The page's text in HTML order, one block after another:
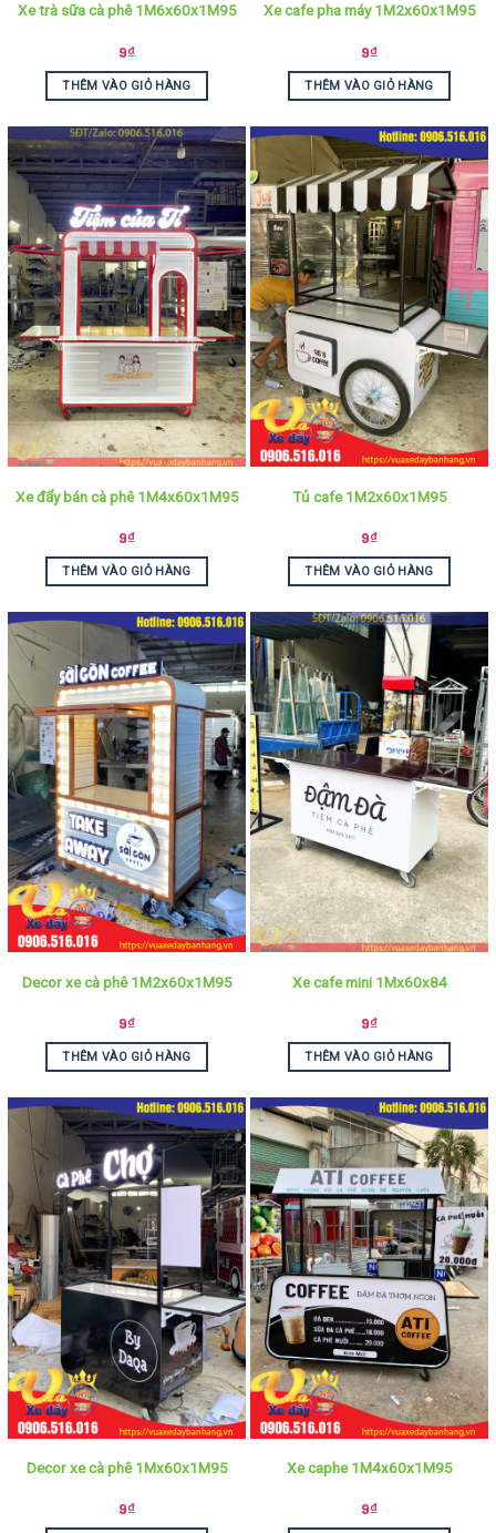
Xe trà sữa cà phê 1M6x60x1M95
9₫
THÊM VÀO GIỎ HÀNG
Xe cafe pha máy 1M2x60x1M95
9₫
THÊM VÀO GIỎ HÀNG
Xe đẩy bán cà phê 1M4x60x1M95
9₫
THÊM VÀO GIỎ HÀNG
Tủ cafe 1M2x60x1M95
9₫
THÊM VÀO GIỎ HÀNG
Decor xe cà phê 1M2x60x1M95
9₫
THÊM VÀO GIỎ HÀNG
Xe cafe mini 1Mx60x84
9₫
THÊM VÀO GIỎ HÀNG
Decor xe cà phê 1Mx60x1M95
9₫
Xe caphe 1M4x60x1M95
9₫